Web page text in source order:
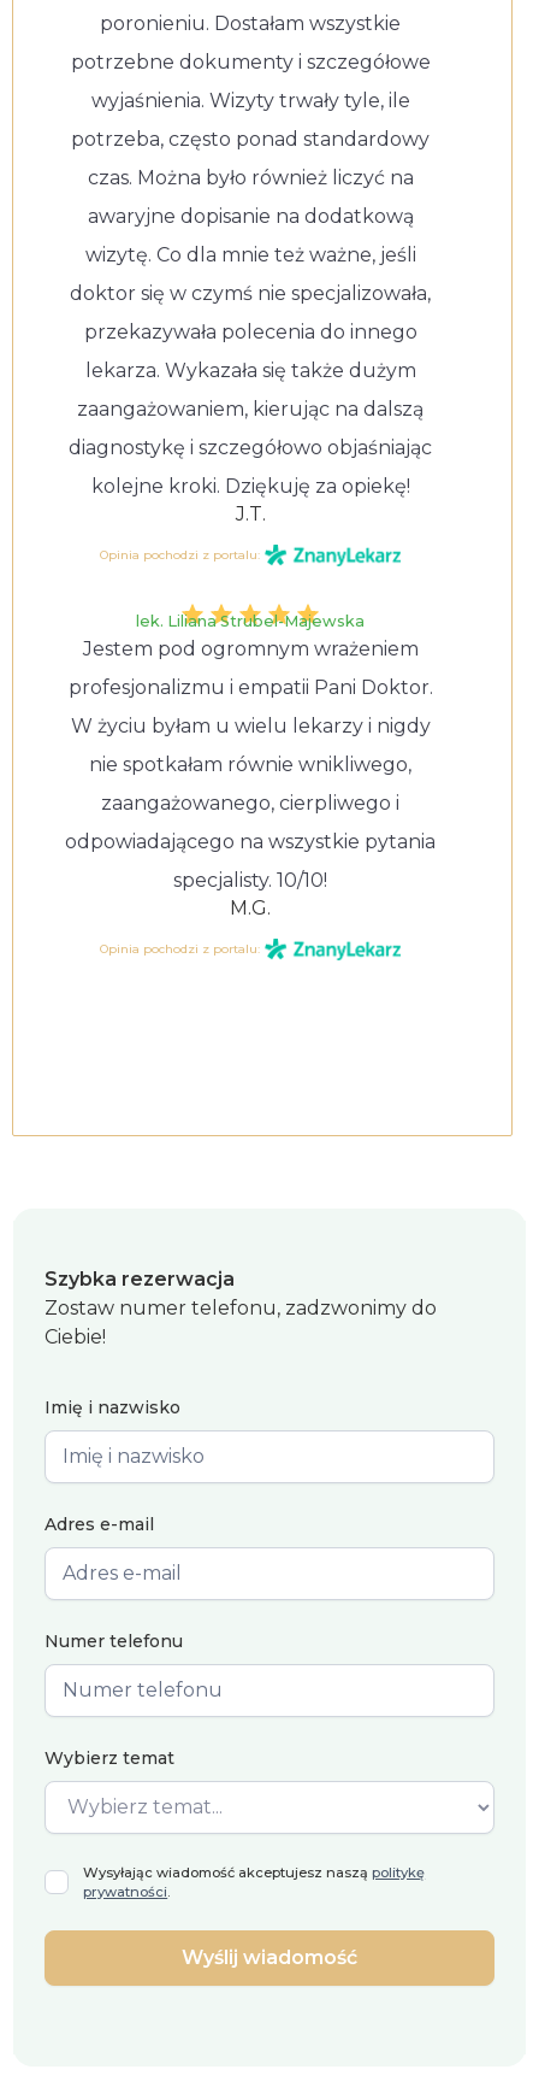
poronieniu. Dostałam wszystkie
potrzebne dokumenty i szczegółowe
wyjaśnienia. Wizyty trwały tyle, ile
potrzeba, często ponad standardowy
czas. Można było również liczyć na
awaryjne dopisanie na dodatkową
wizytę. Co dla mnie też ważne, jeśli
doktor się w czymś nie specjalizowała,
przekazywała polecenia do innego
lekarza. Wykazała się także dużym
zaangażowaniem, kierując na dalszą
diagnostykę i szczegółowo objaśniając
kolejne kroki. Dziękuję za opiekę!
J.T.
Opinia pochodzi z portalu:
lek. Liliana Strubel-Majewska
Jestem pod ogromnym wrażeniem
profesjonalizmu i empatii Pani Doktor.
W życiu byłam u wielu lekarzy i nigdy
nie spotkałam równie wnikliwego,
zaangażowanego, cierpliwego i
odpowiadającego na wszystkie pytania
specjalisty. 10/10!
M.G.
Opinia pochodzi z portalu:
Szybka rezerwacja
Zostaw numer telefonu, zadzwonimy do
Ciebie!
Imię i nazwisko
Adres e-mail
Numer telefonu
Wybierz temat
Wysyłając wiadomość akceptujesz nasząpolitykę
prywatności.